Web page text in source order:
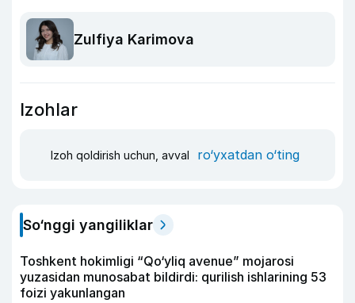
Zulfiya Karimova
Izohlar
Izoh qoldirish uchun, avval ro‘yxatdan o‘ting
So‘nggi yangiliklar
Toshkent hokimligi “Qo‘yliq avenue” mojarosi
yuzasidan munosabat bildirdi: qurilish ishlarining 53
foizi yakunlangan